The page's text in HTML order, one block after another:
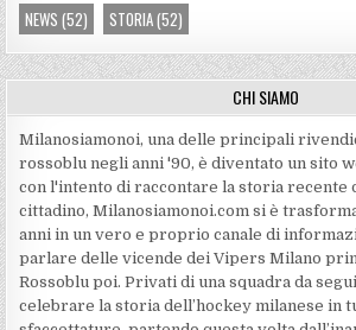
NEWS (52) STORIA(52)
CHI SIAMO
Milanosiamonoi, una delle principali
rossoblu negli anni '90, è diventato un sito
con l'intento di raccontare la storia recente
cittadino, Milanosiamonoi.com si è
anni in un vero e proprio canale di
parlare delle vicende dei Vipers Milano
Rossoblu poi. Privati di una squadra da
celebrare la storia dell’hockey milanese in